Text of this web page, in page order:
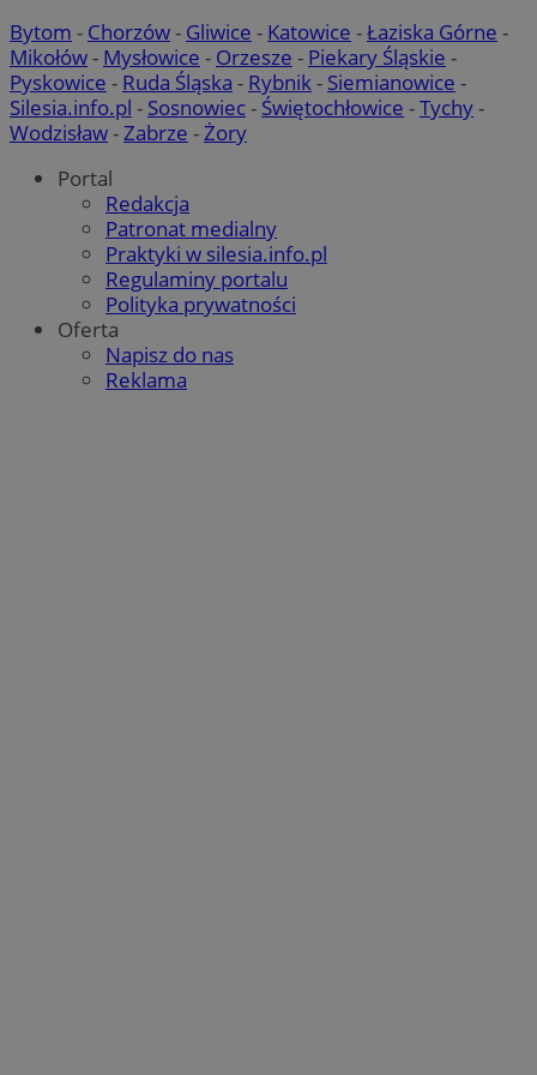
Bytom - Chorzów- Gliwice - Katowice -Łaziska Górne -
Mikołów- Mysłowice - Orzesze - Piekary Śląskie -
Pyskowice - Ruda Śląska - Rybnik- Siemianowice -
Silesia.info.pl - Sosnowiec- Świętochłowice -Tychy-
Wodzisław-Zabrze -Żory
Portal
Redakcja
Patronat medialny
Praktyki w silesia.info.pl
Regulaminy portalu
Polityka prywatności
Oferta
Napisz do nas
Reklama